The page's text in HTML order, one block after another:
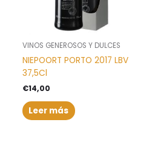
VINOS GENEROSOS Y DULCES
NIEPOORT PORTO 2017 LBV
37,5Cl
€14,00
Leer más